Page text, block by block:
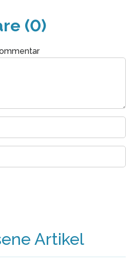
(0)
Artikel